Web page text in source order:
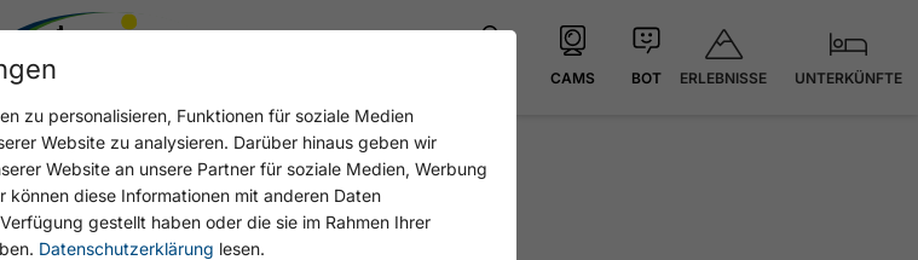
CAMS BOT ERLEBNISSE UNTERKÜNFTE
zu personalisieren, Funktionen für soziale Medien
Website zu analysieren. Darüber hinaus geben wir
Website an unsere Partner für soziale Medien, Werbung
können diese Informationen mit anderen Daten
gestellt haben oder die sie im Rahmen Ihrer
Datenschutzerklärung lesen.